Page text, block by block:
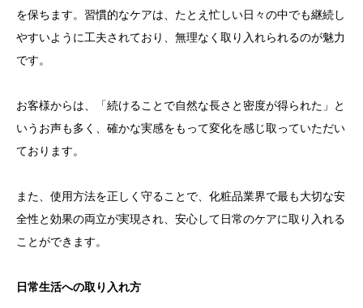
を保ちます。習慣的なケアは、たとえ忙しい日々の中でも継続し
やすいように工夫されており、無理なく取り入れられるのが魅力
です。
お客様からは、「続けることで自然な長さと密度が得られた」と
いうお声も多く、確かな実感をもって変化を感じ取っていただい
ております。
また、使用方法を正しく守ることで、化粧品業界で最も大切な安
全性と効果の両立が実現され、安心して日常のケアに取り入れる
ことができます。
日常生活への取り入れ方